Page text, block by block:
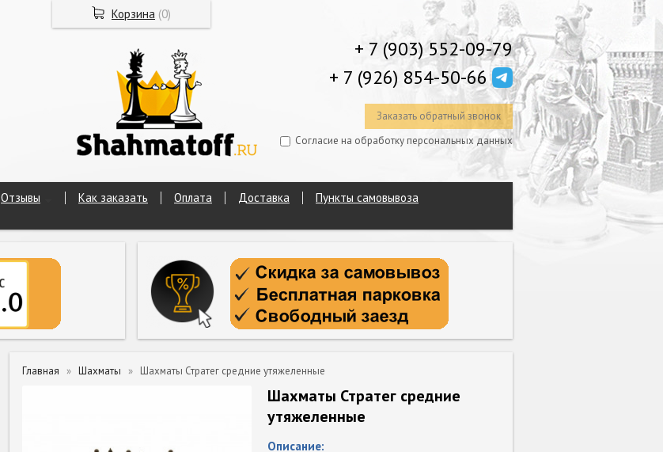
+ 7 (903) 552-09-79
+ 7 (926) 854-50-66
Заказать обратный звонок
Согласие на обработку персональных данных
Отзывы Как заказать Оплата Доставка
Пункты самовывоза
Главная Шахматы Шахматы Стратег средние утяжеленные
Шахматы Стратег средние
утяжеленные
Описание:
Корзина (0)